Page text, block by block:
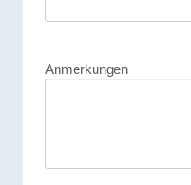
Anmerkungen